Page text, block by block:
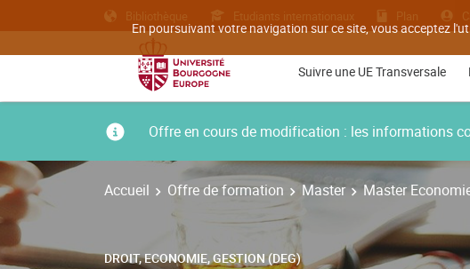
En poursuivant votre navigation sur ce site, vous acceptez
Bibliothèque Etudiants internationaux Plan
Suivre une UE Transversale
Offre en cours de modification : les informations
Accueil Offre de formation Master Master
DROIT, ECONOMIE, GESTION (DEG)